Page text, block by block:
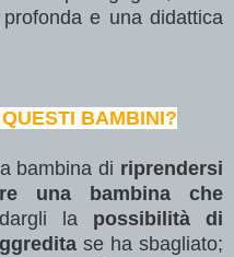
e una didattica
BAMBINI?
bambina di riprendersi
una bambina che
la possibilità di
se ha sbagliato;